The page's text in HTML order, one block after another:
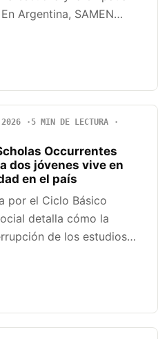
Argentina, SAMEN…
2026
5 MIN DE LECTURA
Occurrentes
dos jóvenes vive en
en el país
por el Ciclo Básico
detalla cómo la
de los estudios…